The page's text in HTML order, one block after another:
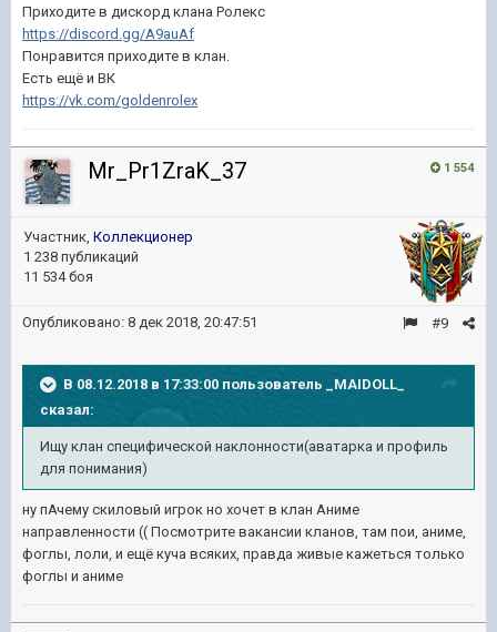
Приходите в дискорд клана Ролекс
https://discord.gg/A9auAf
Понравится приходите в клан.
Есть ещё и ВК
https://vk.com/goldenrolex
1 554
Mr_Pr1ZraK_37
Участник, Коллекционер
1 238 публикаций
11 534 боя
#9
Опубликовано: 8 дек 2018, 20:47:51
В 08.12.2018 в 17:33:00 пользователь
_MAIDOLL_
сказал:
Ищу клан специфической наклонности(аватарка и профиль
для понимания)
ну пАчему скиловый игрок но хочет в клан Аниме
направленности (( Посмотрите вакансии кланов, там пои, аниме,
фоглы, лоли, и ещё куча всяких, правда живые кажеться только
фоглы и аниме